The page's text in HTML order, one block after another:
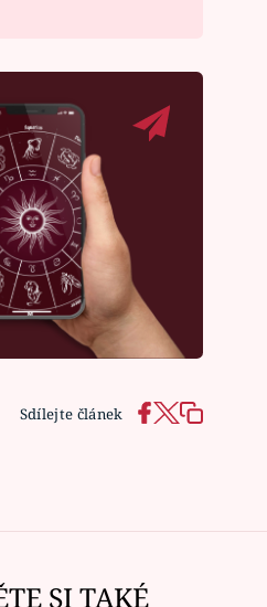
Sdílejte článek
SI TAKÉ